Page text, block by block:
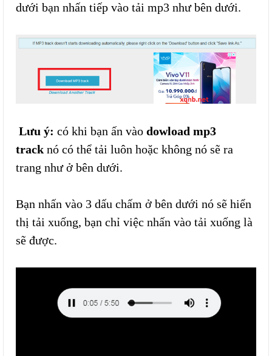
dưới bạn nhấn tiếp vào tải mp3 như bên dưới.
Lưu ý: có khi bạn ấn vào dowload mp3
track nó có thể tải luôn hoặc không nó sẽ ra
trang như ở bên dưới.
Bạn nhấn vào 3 dấu chấm ở bên dưới nó sẽ hiển
thị tải xuống, bạn chỉ việc nhấn vào tải xuống là
sẽ được.